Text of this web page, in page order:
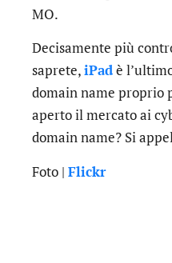
MO.
Decisamente più
saprete,iPadè
domain name proprio
aperto il mercato ai
domain name? Si
Foto | Flickr